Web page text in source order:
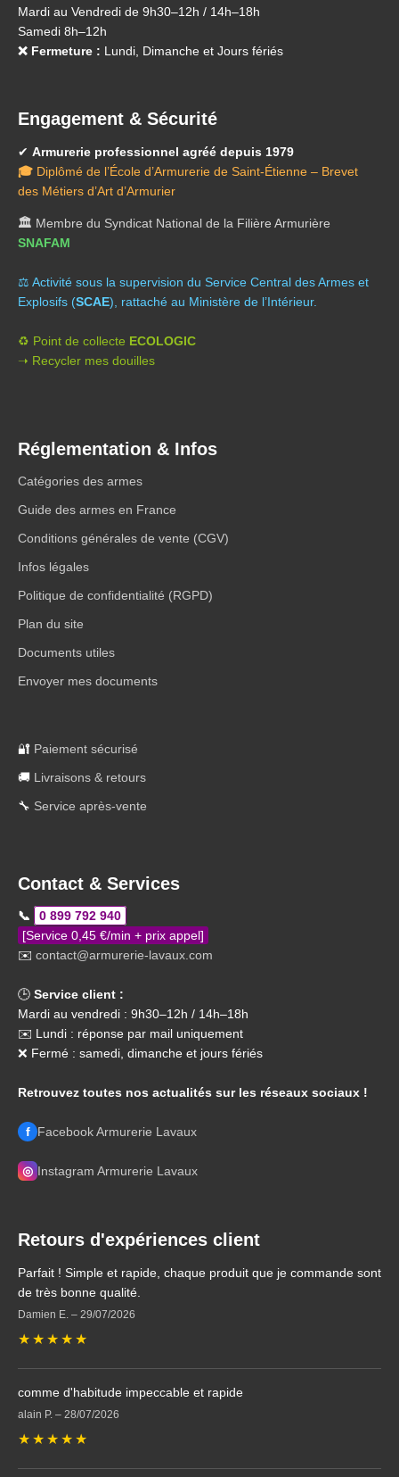
Mardi au Vendredi de 9h30–12h / 14h–18h
Samedi 8h–12h
❌ Fermeture : Lundi, Dimanche et Jours fériés
Engagement & Sécurité
✔ Armurerie professionnel agréé depuis 1979
🎓 Diplômé de l’École d’Armurerie de Saint-Étienne – Brevet
des Métiers d’Art d’Armurier
🏛️ Membre du Syndicat National de la Filière Armurière
SNAFAM
⚖️ Activité sous la supervision du Service Central des Armes et
Explosifs (SCAE), rattaché au Ministère de l’Intérieur.
♻️ Point de collecte ECOLOGIC
➝ Recycler mes douilles
Réglementation & Infos
Catégories des armes
Guide des armes en France
Conditions générales de vente (CGV)
Infos légales
Politique de confidentialité (RGPD)
Plan du site
Documents utiles
Envoyer mes documents
🔐 Paiement sécurisé
🚚 Livraisons & retours
🔧 Service après-vente
Contact & Services
📞
0 899 792 940
[Service 0,45 €/min + prix appel]
✉️ contact@armurerie-lavaux.com
🕒 Service client :
Mardi au vendredi : 9h30–12h / 14h–18h
✉️ Lundi : réponse par mail uniquement
❌ Fermé : samedi, dimanche et jours fériés
Retrouvez toutes nos actualités sur les réseaux sociaux !
f Facebook Armurerie Lavaux
◎ Instagram Armurerie Lavaux
Retours d'expériences client
Parfait ! Simple et rapide, chaque produit que je commande sont
de très bonne qualité.
Damien E. – 29/07/2026
★ ★ ★ ★ ★
comme d'habitude impeccable et rapide
alain P. – 28/07/2026
★ ★ ★ ★ ★